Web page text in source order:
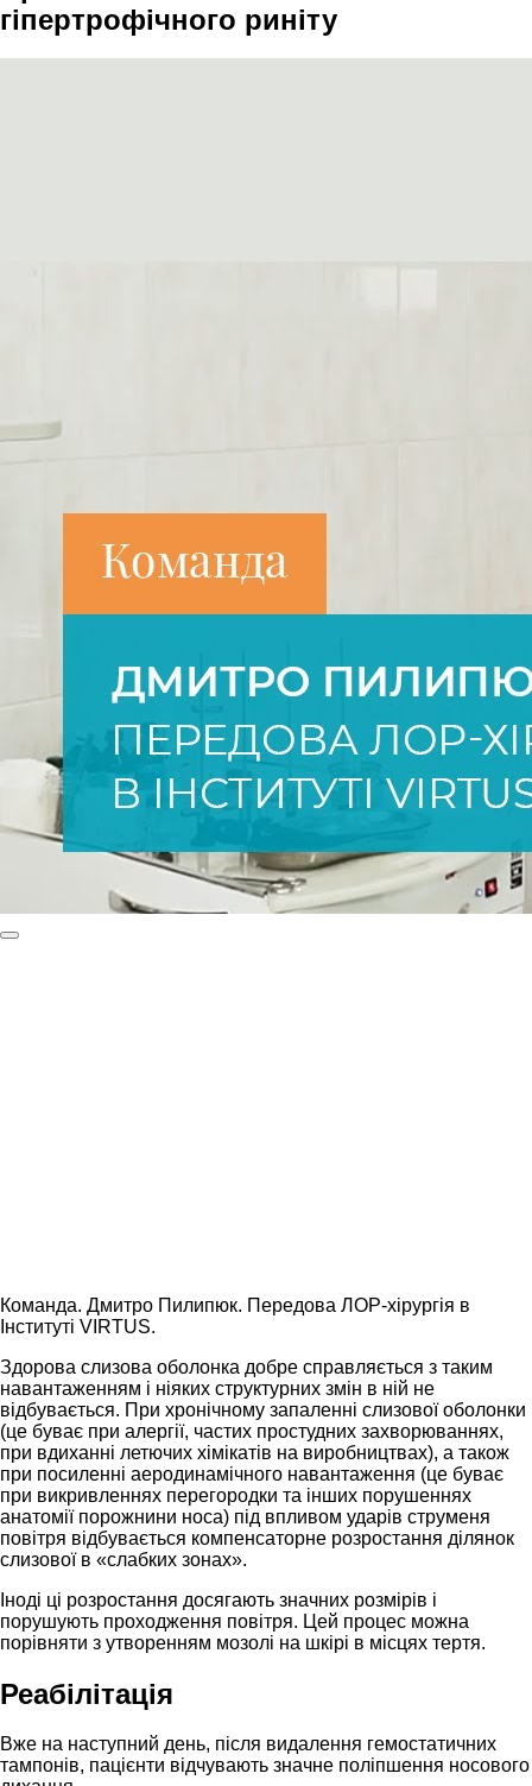
гіпертрофічного риніту
Команда. Дмитро Пилипюк. Передова ЛОР-хірургія в
Інституті VIRTUS.
Здорова слизова оболонка добре справляється з таким
навантаженням і ніяких структурних змін в ній не
відбувається. При хронічному запаленні слизової оболонки
(це буває при алергії, частих простудних захворюваннях,
при вдиханні летючих хімікатів на виробництвах), а також
при посиленні аеродинамічного навантаження (це буває
при викривленнях перегородки та інших порушеннях
анатомії порожнини носа) під впливом ударів струменя
повітря відбувається компенсаторне розростання ділянок
слизової в «слабких зонах».
Іноді ці розростання досягають значних розмірів і
порушують проходження повітря. Цей процес можна
порівняти з утворенням мозолі на шкірі в місцях тертя.
Реабілітація
Вже на наступний день, після видалення гемостатичних
тампонів, пацієнти відчувають значне поліпшення носового